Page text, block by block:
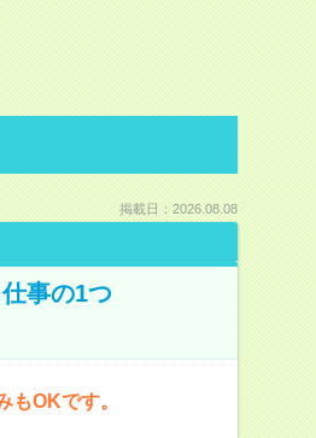
掲載日：2026.08.08
事の1つ
OKです。